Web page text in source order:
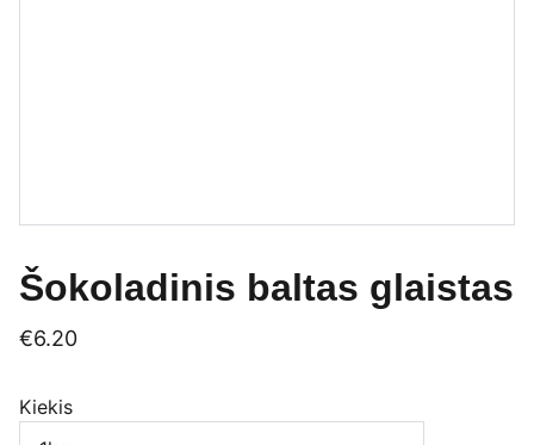
Šokoladinis baltas glaistas
€6.20
Kiekis